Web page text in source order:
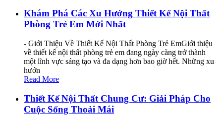
Khám Phá Các Xu Hướng Thiết Kế Nội Thất
Phòng Trẻ Em Mới Nhất
- Giới Thiệu Về Thiết Kế Nội Thất Phòng Trẻ EmGiới thiệu
về thiết kế nội thất phòng trẻ em đang ngày càng trở thành
một lĩnh vực sáng tạo và đa dạng hơn bao giờ hết. Những xu
hướn
Read More
Thiết Kế Nội Thất Chung Cư: Giải Pháp Cho
Cuộc Sống Thoải Mái